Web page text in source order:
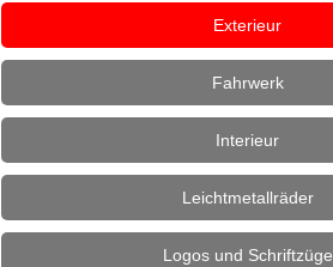
Exterieur
Fahrwerk
Interieur
Leichtmetallräder
Logos und Schriftzüge